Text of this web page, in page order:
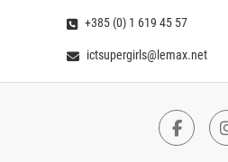
+385 (0) 1 619 45 57
ictsupergirls@lemax.net